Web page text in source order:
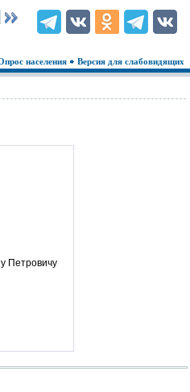
населения Версия для слабовидящих
Петровичу